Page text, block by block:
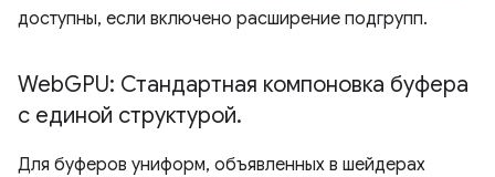
доступны, если включено расширение подгрупп.
WebGPU: Стандартная компоновка буфера
с единой структурой.
Для буферов униформ, объявленных в шейдерах